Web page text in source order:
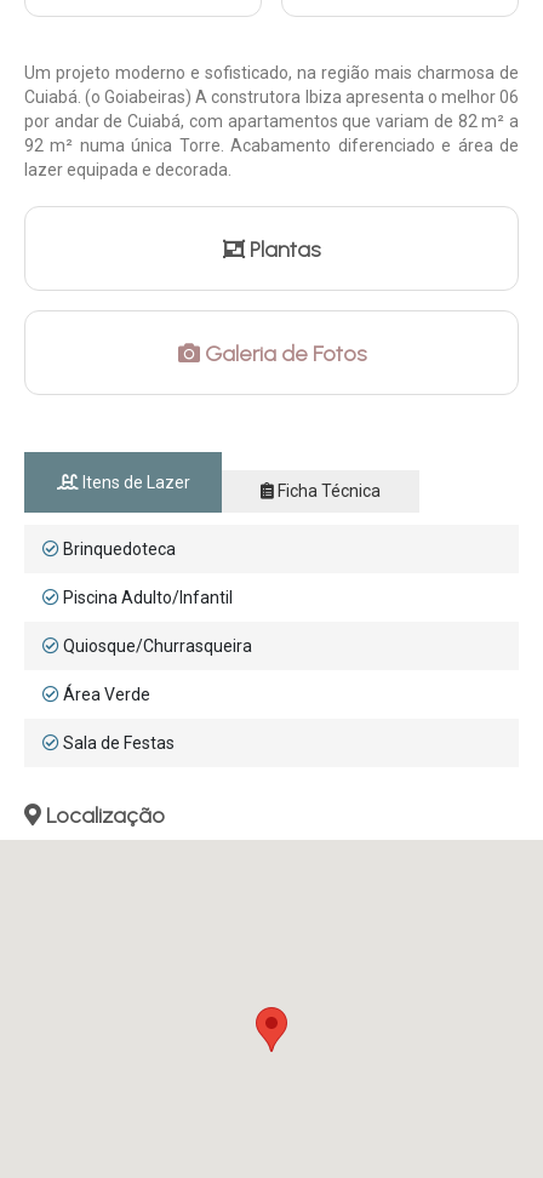
Um projeto moderno e sofisticado, na região mais charmosa de
Cuiabá. (o Goiabeiras) A construtora Ibiza apresenta o melhor 06
por andar de Cuiabá, com apartamentos que variam de 82 m² a
92 m² numa única Torre. Acabamento diferenciado e área de
lazer equipada e decorada.
Plantas
Galeria de Fotos
Itens de Lazer Ficha Técnica
Brinquedoteca
Piscina Adulto/Infantil
Quiosque/Churrasqueira
Área Verde
Sala de Festas
Localização